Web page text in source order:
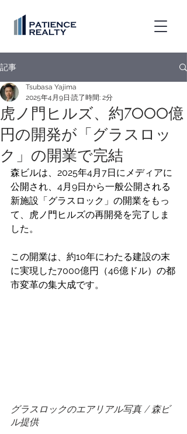
記事
虎ノ門ヒルズ、約7000億
円の開発が「グラスロッ
ク」の開業で完結
Tsubasa Yajima
2025年4月9日 読了時間: 2分
森ビルは、2025年4月7日にメディアに
公開され、4月9日から一般公開される
新施設「グラスロック」の開業をもっ
て、虎ノ門ヒルズの再開発を完了しま
した。
この開業は、約10年にわたる建設の末
に実現した7000億円（46億ドル）の都
市変革の集大成です。
グラスロックのエアリアル写真 / 森ビ
ル提供